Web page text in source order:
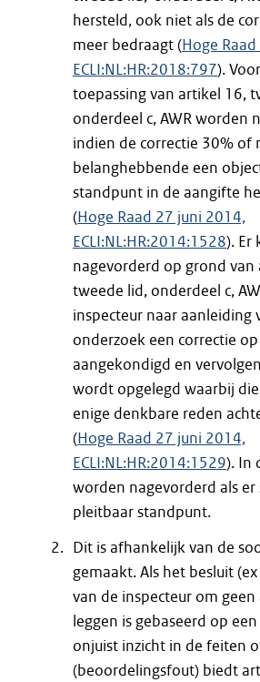
hersteld, ook niet als de
meer bedraagt (Hoge
ECLI:NL:HR:2018:797).
toepassing van artikel 16,
onderdeel c, AWR worden
indien de correctie 30% of
belanghebbende een
standpunt in de aangifte
(Hoge Raad 27 juni 2014,
ECLI:NL:HR:2014:1528). Er
nagevorderd op grond van
tweede lid, onderdeel c,
inspecteur naar aanleiding
onderzoek een correctie
aangekondigd en
wordt opgelegd waarbij
enige denkbare reden
(Hoge Raad 27 juni 2014,
ECLI:NL:HR:2014:1529). In
worden nagevorderd als er
pleitbaar standpunt.
Dit is afhankelijk van de
gemaakt. Als het besluit
van de inspecteur om geen
leggen is gebaseerd op
onjuist inzicht in de feiten
(beoordelingsfout) biedt